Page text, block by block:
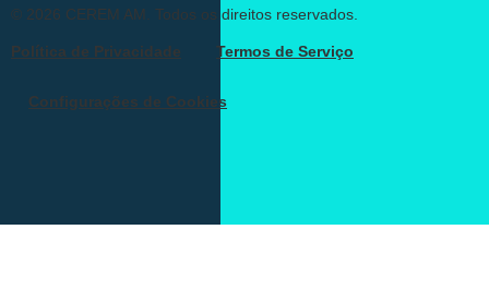
© 2026 CEREM AM. Todos os direitos reservados.
Política de Privacidade Termos de Serviço
Configurações de Cookies